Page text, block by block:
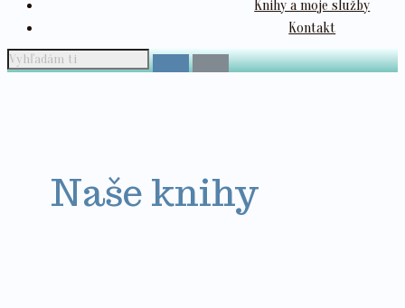
Knihy a moje služby
Kontakt
Naše knihy